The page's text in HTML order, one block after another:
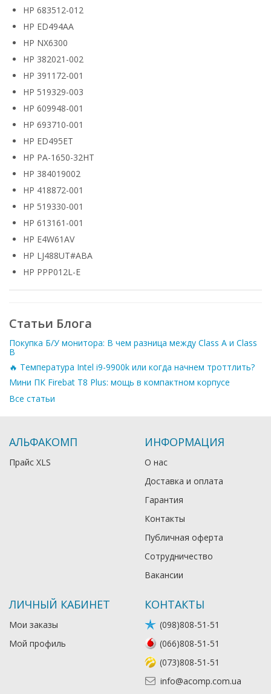
HP 683512-012
HP ED494AA
HP NX6300
HP 382021-002
HP 391172-001
HP 519329-003
HP 609948-001
HP 693710-001
HP ED495ET
HP PA-1650-32HT
HP 384019002
HP 418872-001
HP 519330-001
HP 613161-001
HP E4W61AV
HP LJ488UT#ABA
HP PPP012L-E
Статьи Блога
Покупка Б/У монитора: В чем разница между Class A и Class
B
🔥 Температура Intel i9-9900k или когда начнем троттлить?
Мини ПК Firebat T8 Plus: мощь в компактном корпусе
Все статьи
АЛЬФАКОМП
Прайс XLS
ИНФОРМАЦИЯ
О нас
Доставка и оплата
Гарантия
Контакты
Публичная оферта
Сотрудничество
Вакансии
ЛИЧНЫЙ КАБИНЕТ
Мои заказы
Мой профиль
КОНТАКТЫ
(098)808-51-51
(066)808-51-51
(073)808-51-51
info@acomp.com.ua